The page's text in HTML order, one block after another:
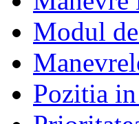
Modul
Pozitia